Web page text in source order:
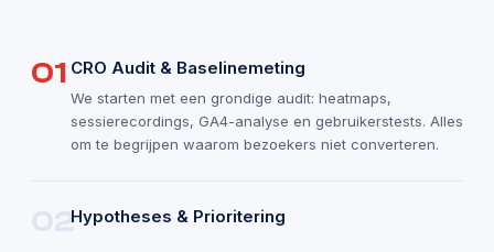
01 CRO Audit & Baselinemeting
We starten met een grondige audit: heatmaps,
sessierecordings, GA4-analyse en gebruikerstests. Alles
om te begrijpen waarom bezoekers niet converteren.
02Hypotheses & Prioritering